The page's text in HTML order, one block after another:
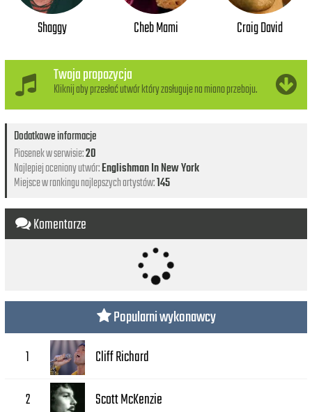
Shaggy Cheb Mami Craig David
Twoja propozycja
Kliknij aby przesłać utwór który zasługuje na miano przeboju.
Dodatkowe informacje
Piosenek w serwisie:20
Najlepiej oceniony utwór:Englishman In New York
Miejsce w rankingu najlepszych artystów:145
Komentarze
Popularni wykonawcy
1 Cliff Richard
2 Scott McKenzie